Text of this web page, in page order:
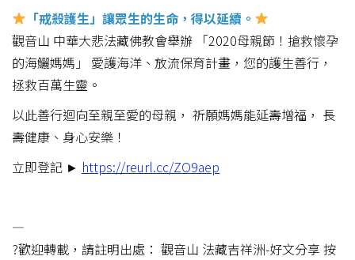
「戒殺護生」讓眾生的生命，得以延續。
觀音山 中華大悲法藏佛教會舉辦 「2020母親節！搶救懷孕
的海鱺媽媽」 愛護海洋、放流保育計畫，您的護生善行，
拯救百萬生靈。
以此善行迴向至親至愛的母親， 祈願媽媽能延壽增福， 長
壽健康、身心安樂！
立即登記 ► https://reurl.cc/ZO9aep
—
?歡迎轉載，請註明出處： 觀音山 法藏吉祥洲-好文分享 按